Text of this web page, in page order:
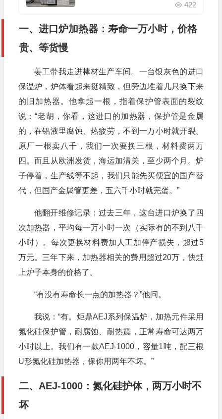
422
一、进口炉加热器：寿命一万小时，价格
贵、等货慢
姜工带我走进棒材生产车间。一台银灰色的进口
保温炉，炉体看起来挺精致，但旁边堆着几只换下来
的旧加热器。他拿起一根，指着保护管表面的裂纹
说：“老胡，你看，这进口的加热器，保护管是金属
的，在铝液里腐蚀、热疲劳，不到一万小时就开裂。
原厂一根卖八千，我们一次要换三根，材料费两万
四。而且从欧洲发货，海运加清关，至少两个月。炉
子停着，生产线等不起，我们只能先买便宜的国产替
代，但国产金属管更差，五六千小时就完蛋。”
他翻开维修记录：过去三年，这台进口炉换了四
次加热器，平均每一万小时一次（实际有的不到八千
小时）。每次更换材料费加人工加停产损失，超过5
万元。三年下来，加热器相关的费用超过20万，快赶
上炉子本身的价格了。
“有没有寿命长一点的加热器？”他问。
我说：“有。炬鼎AEJ系列保温炉，加热元件采用
氮化硅保护管，耐腐蚀、耐热震，正常寿命可达两万
小时以上。我们有一款AEJ-1000，容量1吨，配三根
U形氮化硅加热器，保你用两年不坏。”
二、AEJ-1000：氮化硅护体，两万小时不
坏